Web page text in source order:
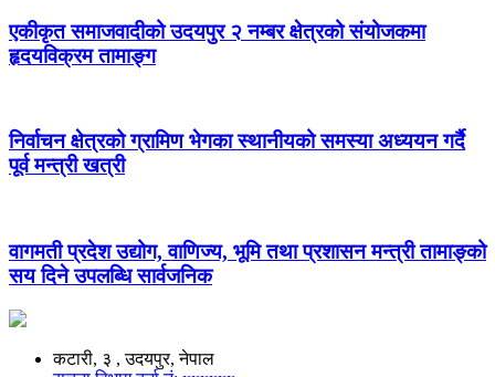
एकीकृत समाजवादीको उदयपुर २ नम्बर क्षेत्रको संयोजकमा
हृदयविक्रम तामाङ्ग
निर्वाचन क्षेत्रको ग्रामिण भेगका स्थानीयको समस्या अध्ययन गर्दै
पूर्व मन्त्री खत्री
वागमती प्रदेश उद्योग, वाणिज्य, भूमि तथा प्रशासन मन्त्री तामाङ्को
सय दिने उपलब्धि सार्वजनिक
कटारी, ३ , उदयपुर, नेपाल